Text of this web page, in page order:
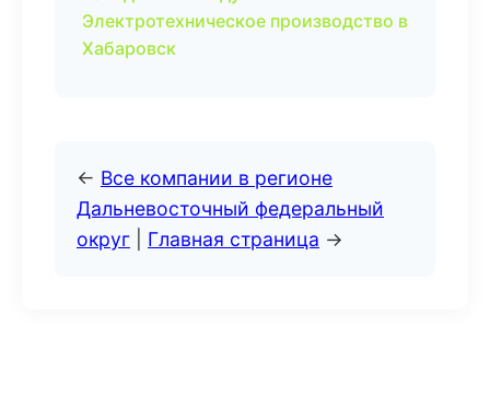
Электротехническое производство в
Хабаровск
← Все компании в регионе
Дальневосточный федеральный
округ
Главная страница →